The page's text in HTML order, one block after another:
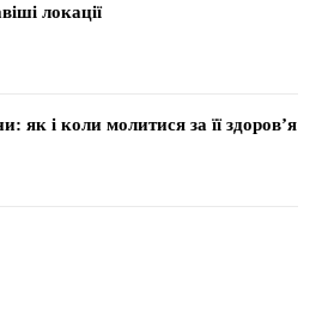
локації
як і коли молитися за її здоров’я